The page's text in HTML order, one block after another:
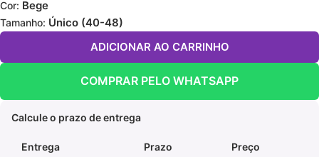
Cor: Bege
Tamanho: Único (40-48)
ADICIONAR AO CARRINHO
COMPRAR PELO WHATSAPP
Calcule o prazo de entrega
Entrega Prazo Preço